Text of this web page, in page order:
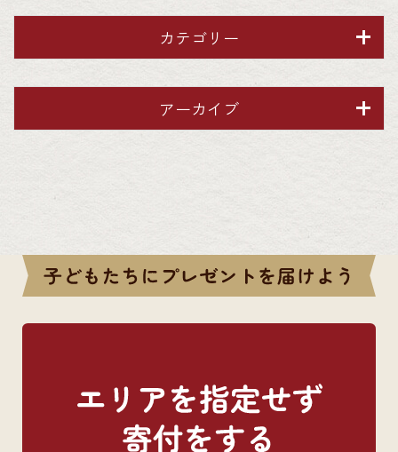
カテゴリー
アーカイブ